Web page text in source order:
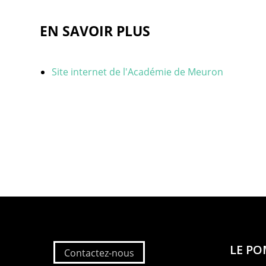
EN SAVOIR PLUS
Site internet de l'Académie de Meuron
Contactez-nous LE